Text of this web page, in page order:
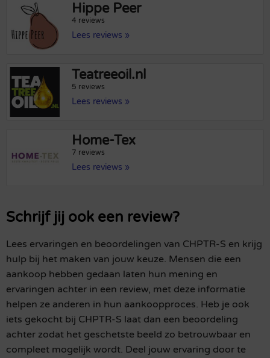
Hippe Peer
4 reviews
Lees reviews »
Teatreeoil.nl
5 reviews
Lees reviews »
Home-Tex
7 reviews
Lees reviews »
Schrijf jij ook een review?
Lees ervaringen en beoordelingen van CHPTR-S en krijg
hulp bij het maken van jouw keuze. Mensen die een
aankoop hebben gedaan laten hun mening en
ervaringen achter in een review, met deze informatie
helpen ze anderen in hun aankoopproces. Heb je ook
iets gekocht bij CHPTR-S laat dan een beoordeling
achter zodat het geschetste beeld zo betrouwbaar en
compleet mogelijk wordt. Deel jouw ervaring door te